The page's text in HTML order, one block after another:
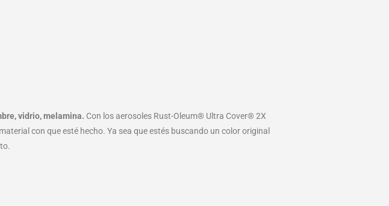
vidrio, melamina. Con los aerosoles Rust-Oleum® Ultra Cover® 2X
con que esté hecho. Ya sea que estés buscando un color original